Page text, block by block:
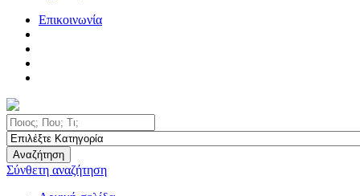
Επικοινωνία
Αναζήτηση
Σύνθετη αναζήτηση